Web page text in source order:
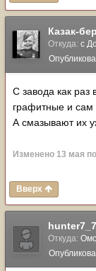
Казак-
Откуда: с
С завода как раз
графитные и сам
А смазывают их
Изменено 13 мая
Вверх
hunter7_7
Откуда: